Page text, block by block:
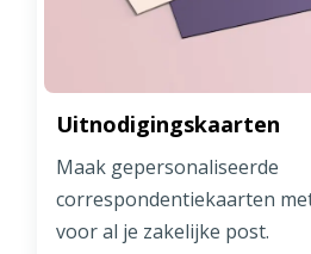
Uitnodigingskaarten
Maak gepersonaliseerde
correspondentiekaarten
voor al je zakelijke post.